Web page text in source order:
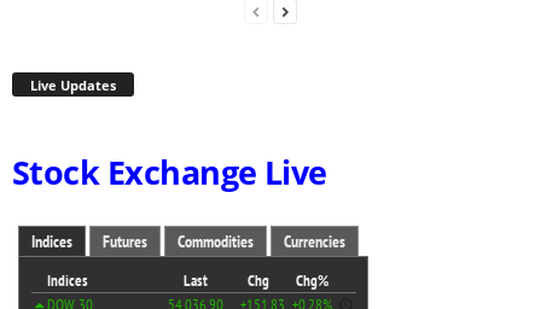
Live Updates
Stock Exchange Live